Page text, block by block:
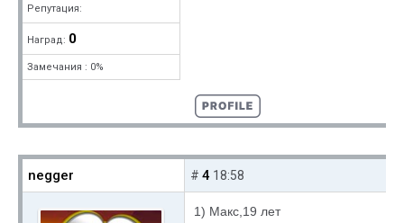
Репутация:
Наград: 0
Замечания : 0%
negger # 4 18:58
1) Макс,19 лет